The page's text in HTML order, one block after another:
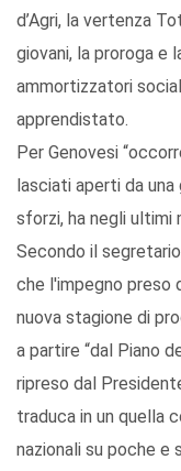
d’Agri, la vertenza
giovani, la proroga e
ammortizzatori
apprendistato.
Per Genovesi
lasciati aperti da
sforzi, ha negli ultimi
Secondo il
che l'impegno preso
nuova stagione di
a partire “dal Piano
ripreso dal
traduca in un quella
nazionali su poche e